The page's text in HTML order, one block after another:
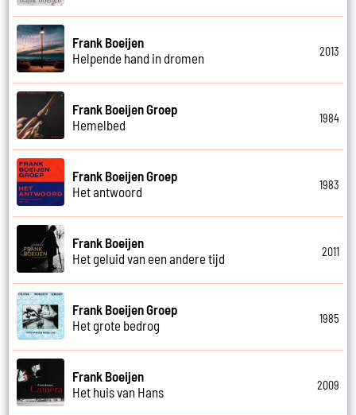
Frank Boeijen
Helpende hand in dromen
2013
Frank Boeijen Groep
Hemelbed
1984
Frank Boeijen Groep
Het antwoord
1983
Frank Boeijen
Het geluid van een andere tijd
2011
Frank Boeijen Groep
Het grote bedrog
1985
Frank Boeijen
Het huis van Hans
2009